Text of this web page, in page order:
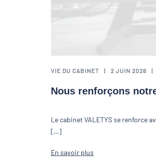
VIE DU CABINET 2 JUIN 2026
Nous renforçons
Le cabinet VALETYS se renforce
[…]
En savoir plus